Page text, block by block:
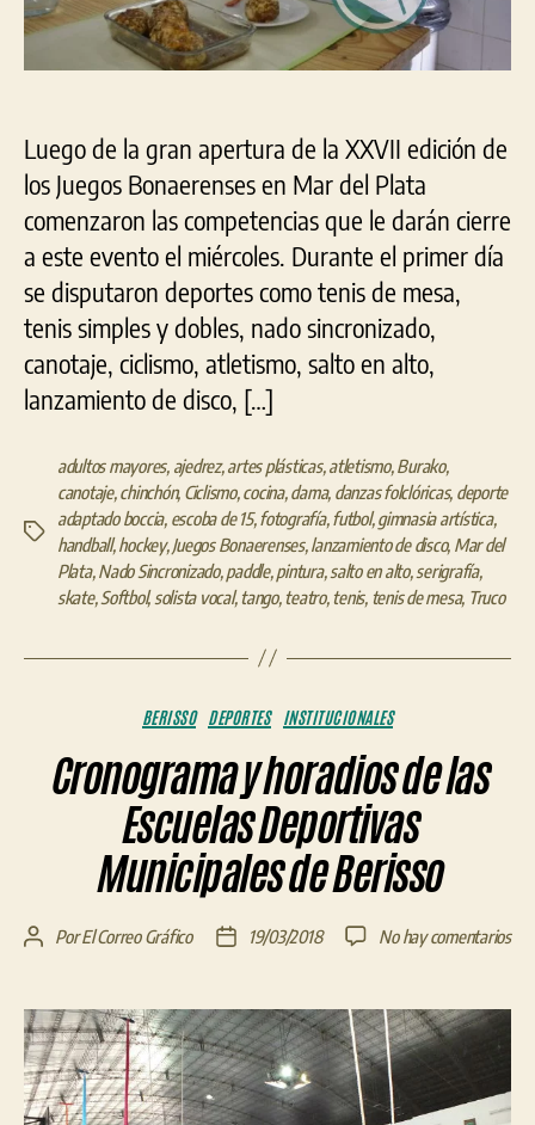
Luego de la gran apertura de la XXVII edición de
los Juegos Bonaerenses en Mar del Plata
comenzaron las competencias que le darán cierre
a este evento el miércoles. Durante el primer día
se disputaron deportes como tenis de mesa,
tenis simples y dobles, nado sincronizado,
canotaje, ciclismo, atletismo, salto en alto,
lanzamiento de disco, […]
Etiquetas
adultos mayores, ajedrez,artes plásticas,atletismo,Burako,
canotaje,chinchón, Ciclismo,cocina,dama, danzas folclóricas, deporte
adaptado boccia, escoba de 15,fotografía,futbol,gimnasia artística,
handball,hockey,Juegos Bonaerenses,lanzamiento de disco, Mar del
Plata,Nado Sincronizado,paddle,pintura,salto en alto,serigrafía,
skate,Softbol,solista vocal,tango,teatro,tenis, tenis de mesa, Truco
Categorías
BERISSO DEPORTES INSTITUCIONALES
Cronograma y horadios de las
Escuelas Deportivas
Municipales de Berisso
Autor
entrada
PorEl Correo Gráfico
Fecha
entrada
19/03/2018 No hay comentariosen